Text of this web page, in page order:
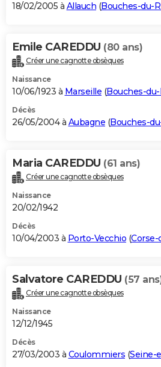
18/02/2005 à Allauch (Bouches-du-
Emile CAREDDU (80 ans)
Créer une cagnotte obsèques
Naissance
10/06/1923 à Marseille (Bouches-
Décès
26/05/2004 à Aubagne (Bouches-
Maria CAREDDU (61 ans)
Créer une cagnotte obsèques
Naissance
20/02/1942
Décès
10/04/2003 à Porto-Vecchio (Corse-
Salvatore CAREDDU (57
Créer une cagnotte obsèques
Naissance
12/12/1945
Décès
27/03/2003 à Coulommiers (Seine-